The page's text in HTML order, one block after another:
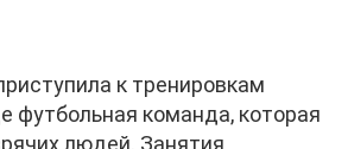
к тренировкам
футбольная команда, которая
людей. Занятия